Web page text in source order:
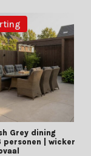
Grey dining
personen | wicker